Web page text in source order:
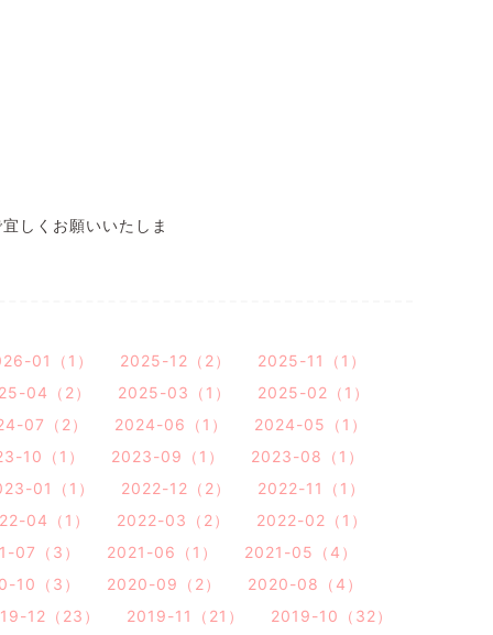
しくお願いいたしま
01（1） 2025-12（2）
2025-11（1）
04（2） 2025-03（1）
2025-02（1）
07（2） 2024-06（1）
2024-05（1）
10（1） 2023-09（1）
2023-08（1）
01（1） 2022-12（2）
2022-11（1）
04（1） 2022-03（2）
2022-02（1）
07（3） 2021-06（1）
2021-05（4）
10（3） 2020-09（2）
2020-08（4）
12（23） 2019-11（21） 2019-10（32）